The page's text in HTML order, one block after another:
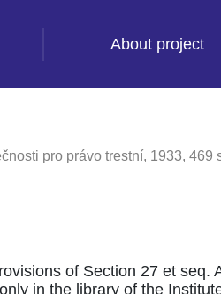
About project
pro právo trestní, 1933, 469
of Section 27 et seq.
in the library of the